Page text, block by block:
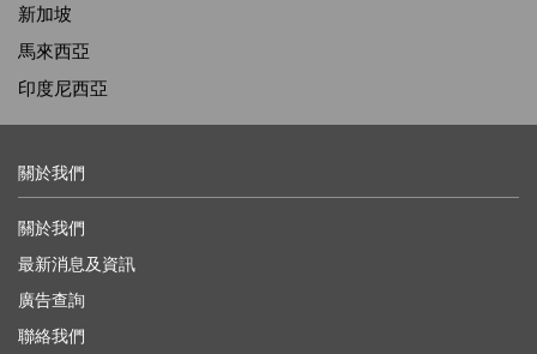
新加坡
馬來西亞
印度尼西亞
關於我們
關於我們
最新消息及資訊
廣告查詢
聯絡我們